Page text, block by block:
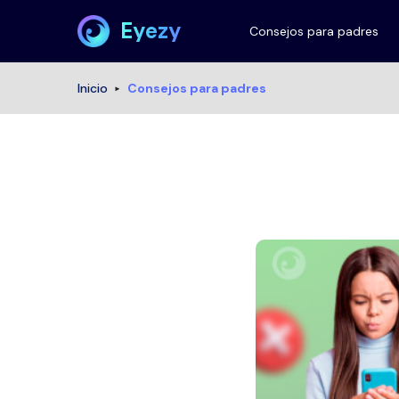
Eyezy Consejos para padres
Inicio Consejos para padres